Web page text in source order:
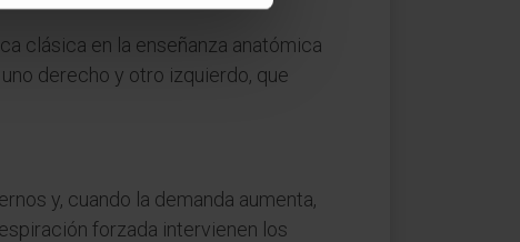
clásica en la enseñanza anatómica
derecho y otro izquierdo, que
y, cuando la demanda aumenta,
forzada intervienen los